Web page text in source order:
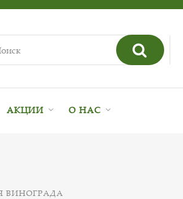
АКЦИИ О НАС
ВИНОГРАДА